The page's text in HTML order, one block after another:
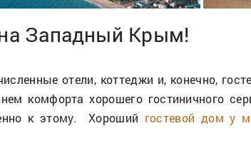
Западный Крым!
отели, коттеджи и, конечно,
комфорта хорошего гостиничного
к этому. Хороший гостевой дом у